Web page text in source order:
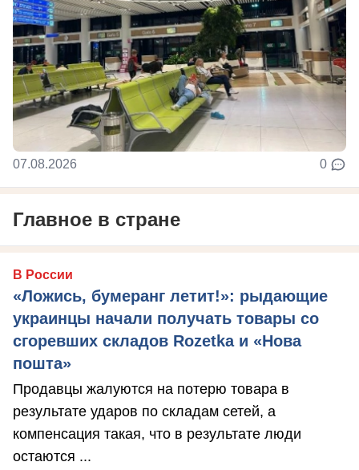
07.08.2026 0
Главное в стране
В России
«Ложись, бумеранг летит!»: рыдающие
украинцы начали получать товары со
сгоревших складов Rozetka и «Нова
пошта»
Продавцы жалуются на потерю товара в
результате ударов по складам сетей, а
компенсация такая, что в результате люди
остаются ...